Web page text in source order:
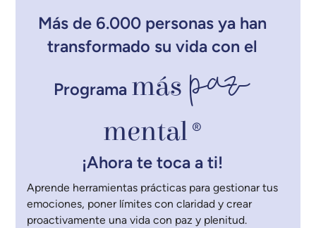
Más de 6.000 personas ya han
transformado su vida con el
Programa más paz
mental ®
¡Ahora te toca a ti!
Aprende herramientas prácticas para gestionar tus
emociones, poner límites con claridad y crear
proactivamente una vida con paz y plenitud.